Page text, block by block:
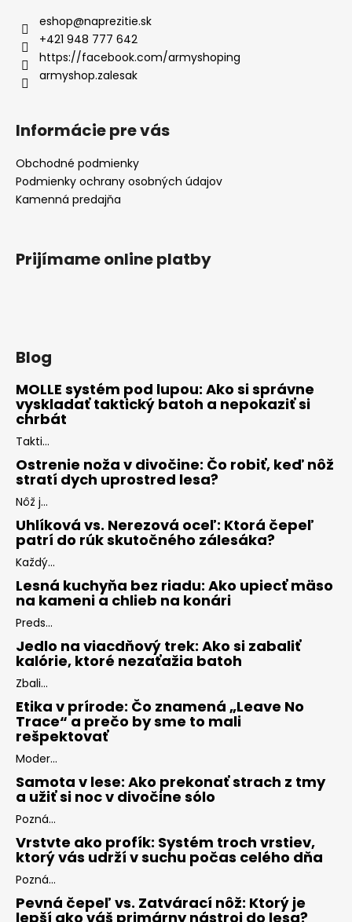
eshop@naprezitie.sk
+421 948 777 642
https://facebook.com/armyshoping
armyshop.zalesak
Informácie pre vás
Obchodné podmienky
Podmienky ochrany osobných údajov
Kamenná predajňa
Prijímame online platby
Blog
MOLLE systém pod lupou: Ako si správne
vyskladať taktický batoh a nepokaziť si
chrbát
Takti...
Ostrenie noža v divočine: Čo robiť, keď nôž
stratí dych uprostred lesa?
Nôž j...
Uhlíková vs. Nerezová oceľ: Ktorá čepeľ
patrí do rúk skutočného zálesáka?
Každý...
Lesná kuchyňa bez riadu: Ako upiecť mäso
na kameni a chlieb na konári
Preds...
Jedlo na viacdňový trek: Ako si zabaliť
kalórie, ktoré nezaťažia batoh
Zbali...
Etika v prírode: Čo znamená „Leave No
Trace“ a prečo by sme to mali
rešpektovať
Moder...
Samota v lese: Ako prekonať strach z tmy
a užiť si noc v divočine sólo
Pozná...
Vrstvte ako profík: Systém troch vrstiev,
ktorý vás udrží v suchu počas celého dňa
Pozná...
Pevná čepeľ vs. Zatvárací nôž: Ktorý je
lepší ako váš primárny nástroj do lesa?